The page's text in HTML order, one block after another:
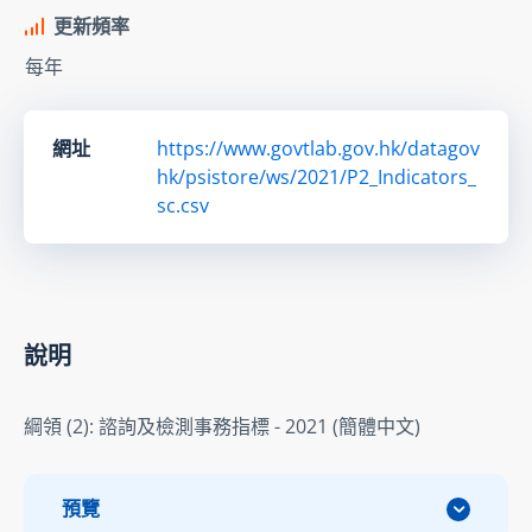
更新頻率
每年
網址
https://www.govtlab.gov.hk/datagov
hk/psistore/ws/2021/P2_Indicators_
sc.csv
說明
綱領 (2): 諮詢及檢測事務指標 - 2021 (簡體中文)
預覽